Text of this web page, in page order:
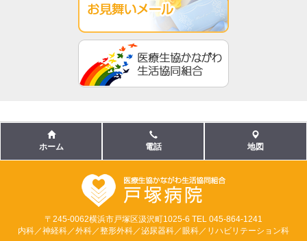
ホーム 電話 地図
〒245-0062横浜市戸塚区汲沢町1025-6 TEL 045-864-1241
内科／神経科／外科／整形外科／泌尿器科／眼科／リハビリテーション科